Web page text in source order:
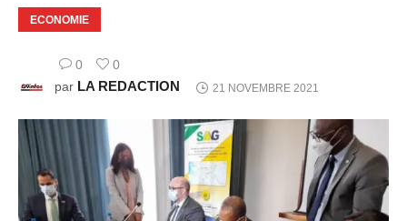
ECONOMIE
0
0
par LA REDACTION 21 NOVEMBRE 2021